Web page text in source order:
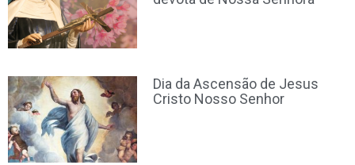
Dia da Ascensão de Jesus
Cristo Nosso Senhor